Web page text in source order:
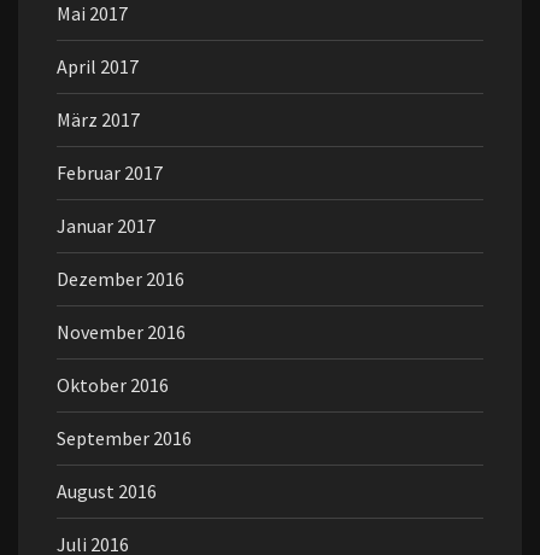
Mai 2017
April 2017
März 2017
Februar 2017
Januar 2017
Dezember 2016
November 2016
Oktober 2016
September 2016
August 2016
Juli 2016